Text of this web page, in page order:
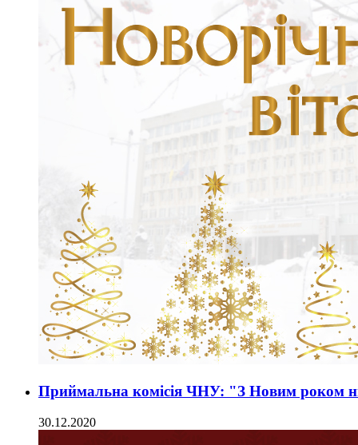
Приймальна комісія ЧНУ: "З Новим роком
30.12.2020